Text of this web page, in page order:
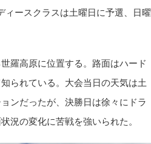
ースクラスは土曜日に予選、日曜
羅高原に位置する。路面はハード
られている。大会当日の天気は土
ンだったが、決勝日は徐々にドラ
況の変化に苦戦を強いられた。